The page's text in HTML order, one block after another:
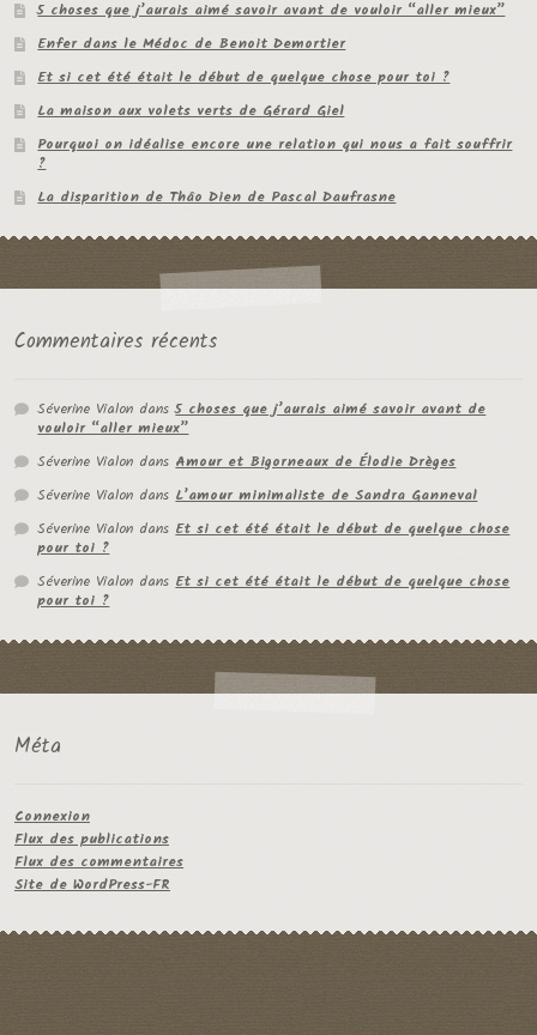
5 choses que j’aurais aimé savoir avant de vouloir “aller mieux”
Enfer dans le Médoc de Benoit Demortier
Et si cet été était le début de quelque chose pour toi ?
La maison aux volets verts de Gérard Giel
Pourquoi on idéalise encore une relation qui nous a fait souffrir
?
La disparition de Thâo Dien de Pascal Daufrasne
Commentaires récents
Séverine Vialon dans5 choses que j’aurais aimé savoir avant de
vouloir “aller mieux”
Séverine Vialon dansAmour et Bigorneaux de Élodie Drèges
Séverine Vialon dansL’amour minimaliste de Sandra Ganneval
Séverine Vialon dansEt si cet été était le début de quelque chose
pour toi ?
Séverine Vialon dansEt si cet été était le début de quelque chose
pour toi ?
Méta
Connexion
Flux des publications
Flux des commentaires
Site de WordPress-FR